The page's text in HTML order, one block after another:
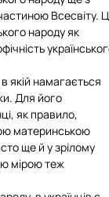
Всесвіту.
народу як
якій намагається
Для його
як правило,
материнською
ще й у зрілому
мірою теж